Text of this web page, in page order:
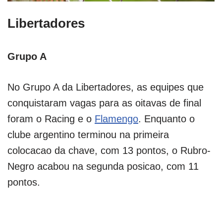
Libertadores
Grupo A
No Grupo A da Libertadores, as equipes que
conquistaram vagas para as oitavas de final
foram o Racing e o Flamengo. Enquanto o
clube argentino terminou na primeira
colocacao da chave, com 13 pontos, o Rubro-
Negro acabou na segunda posicao, com 11
pontos.